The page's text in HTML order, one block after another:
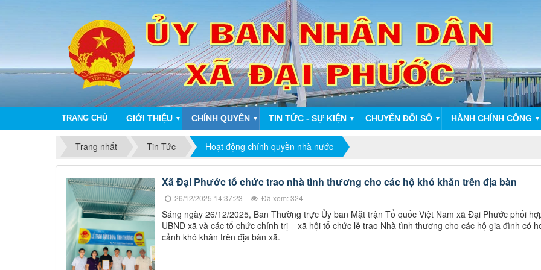
TRANG CHỦ GIỚI THIỆU ▼ CHÍNH QUYỀN ▼ TIN TỨC - SỰ KIỆN ▼ CHUYỂN ĐỔI SỐ ▼ HÀNH CHÍNH CÔNG ▼
Trang nhất Tin Tức Hoạt động chính quyền nhà nước
Xã Đại Phước tổ chức trao nhà tình thương cho các hộ khó khăn trên địa bàn
26/12/2025 14:37:23 Đã xem: 324
Sáng ngày 26/12/2025, Ban Thường trực Ủy ban Mặt trận Tổ quốc Việt Nam xã Đại Phước phối
UBND xã và các tổ chức chính trị – xã hội tổ chức lễ trao Nhà tình thương cho các hộ gia đình có
cảnh khó khăn trên địa bàn xã.